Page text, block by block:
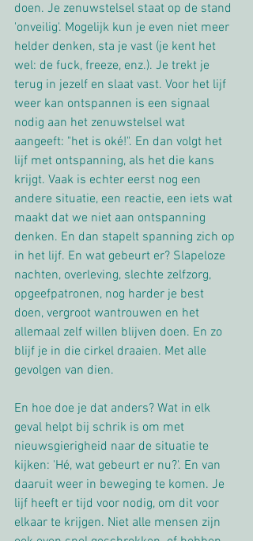
doen. Je zenuwstelsel staat op de stand
'onveilig'. Mogelijk kun je even niet meer
helder denken, sta je vast (je kent het
wel: de fuck, freeze, enz.). Je trekt je
terug in jezelf en slaat vast. Voor het lijf
weer kan ontspannen is een signaal
nodig aan het zenuwstelsel wat
aangeeft: "het is oké!". En dan volgt het
lijf met ontspanning, als het die kans
krijgt. Vaak is echter eerst nog een
andere situatie, een reactie, een iets wat
maakt dat we niet aan ontspanning
denken. En dan stapelt spanning zich op
in het lijf. En wat gebeurt er? Slapeloze
nachten, overleving, slechte zelfzorg,
opgeefpatronen, nog harder je best
doen, vergroot wantrouwen en het
allemaal zelf willen blijven doen. En zo
blijf je in die cirkel draaien. Met alle
gevolgen van dien.
En hoe doe je dat anders? Wat in elk
geval helpt bij schrik is om met
nieuwsgierigheid naar de situatie te
kijken: 'Hé, wat gebeurt er nu?'. En van
daaruit weer in beweging te komen. Je
lijf heeft er tijd voor nodig, om dit voor
elkaar te krijgen. Niet alle mensen zijn